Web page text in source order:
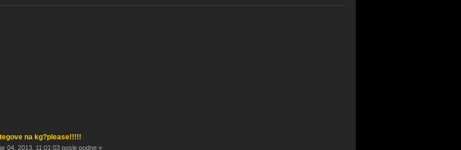
na kg?please!!!!!
04, 2013, 11:01:03 posle podne »